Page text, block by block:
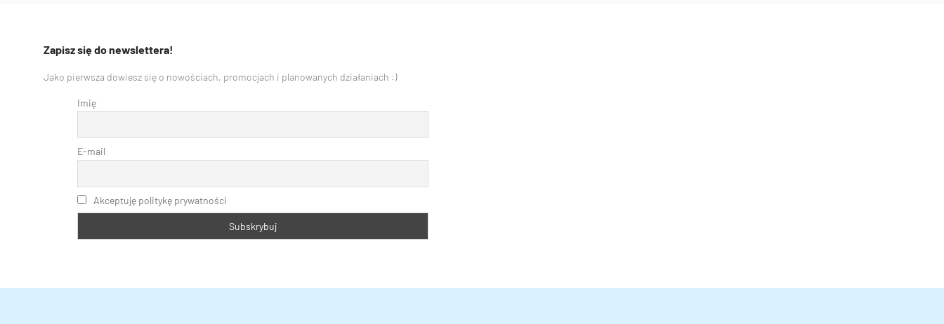
Zapisz się do newslettera!
Jako pierwsza dowiesz się o nowościach, promocjach i planowanych działaniach :)
Imię
E-mail
Akceptuję politykę prywatności